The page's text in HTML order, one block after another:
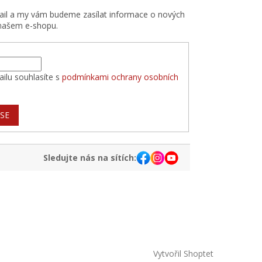
a my vám budeme zasílat informace o nových
e-shopu.
souhlasíte spodmínkami ochrany osobních
Sledujte nás na sítích:
Vytvořil Shoptet